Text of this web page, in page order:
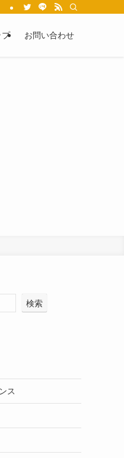
プ お問い合わせ
検索
ス